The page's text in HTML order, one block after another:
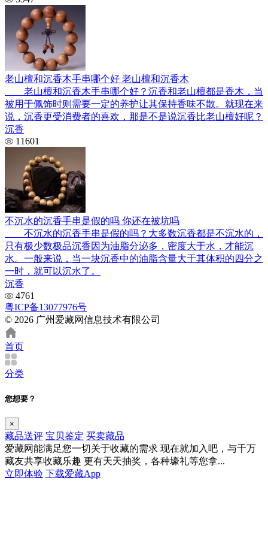
老山檀和沉香木手串哪个好 老山檀和沉香木
老山檀和沉香木手串哪个好？沉香和老山檀都是香木，当
被用于佩饰时则需要一定的养护让其保持香味不散。就现在来
说，沉香更受消费者的喜欢，那是不是说沉香比老山檀好呢？
沉香
11601
不沉水的沉香手串是假的吗 你还在被坑吗
不沉水的沉香手串是假的吗？大多数沉香都是不沉水的，
只有极少数极品沉香因为油脂分泌多，密度大于水，才能沉
水。一般来说，当一块沉香中的油脂含量大于其体积的四分之
一时，就可以沉水了。
沉香
4761
粤ICP备13077976号
© 2026 广州爱藏网信息技术有限公司
首页
分类
您想要？
×
藏品送评 宝贝鉴定 买卖藏品
爱藏网能满足您一切关于收藏的需求 现在就加入吧，与千万
藏友共享收藏乐趣 更有天天抽奖，各种壕礼等您拿...
立即体验 下载爱藏App